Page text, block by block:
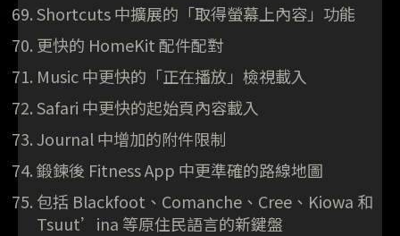
Shortcuts 中擴展的「取得螢幕上內容」功能
更快的 HomeKit 配件配對
Music 中更快的「正在播放」檢視載入
Safari 中更快的起始頁內容載入
Journal 中增加的附件限制
鍛鍊後 Fitness App 中更準確的路線地圖
包括 Blackfoot、Comanche、Cree、Kiowa 和
Tsuut’ina 等原住民語言的新鍵盤